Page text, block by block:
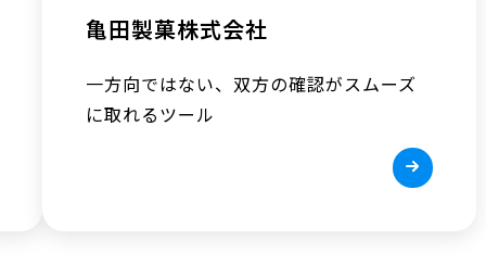
亀田製菓株式会社
一方向ではない、双方の確認がスムーズ
に取れるツール